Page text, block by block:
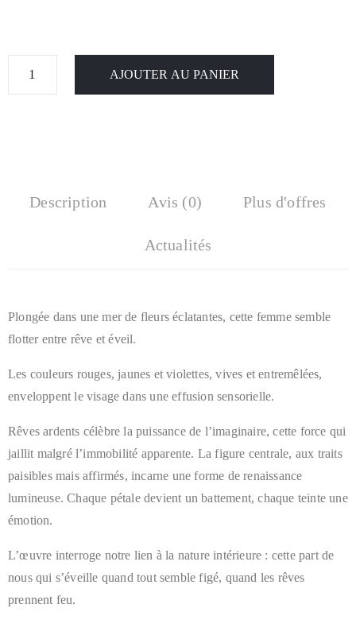
AJOUTER AU PANIER
Description Avis (0) Plus d'offres
Actualités
Plongée dans une mer de fleurs éclatantes, cette femme semble
flotter entre rêve et éveil.
Les couleurs rouges, jaunes et violettes, vives et entremêlées,
enveloppent le visage dans une effusion sensorielle.
Rêves ardents célèbre la puissance de l’imaginaire, cette force qui
jaillit malgré l’immobilité apparente. La figure centrale, aux traits
paisibles mais affirmés, incarne une forme de renaissance
lumineuse. Chaque pétale devient un battement, chaque teinte une
émotion.
L’œuvre interroge notre lien à la nature intérieure : cette part de
nous qui s’éveille quand tout semble figé, quand les rêves
prennent feu.